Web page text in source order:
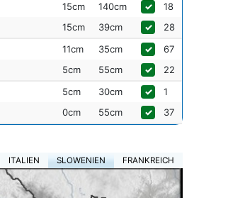
15cm 140cm ✓
18
15cm 39cm ✓
28
11cm 35cm ✓
67
5cm 55cm ✓
22
5cm 30cm ✓
1
0cm 55cm ✓ 37
ITALIEN SLOWENIEN FRANKREICH